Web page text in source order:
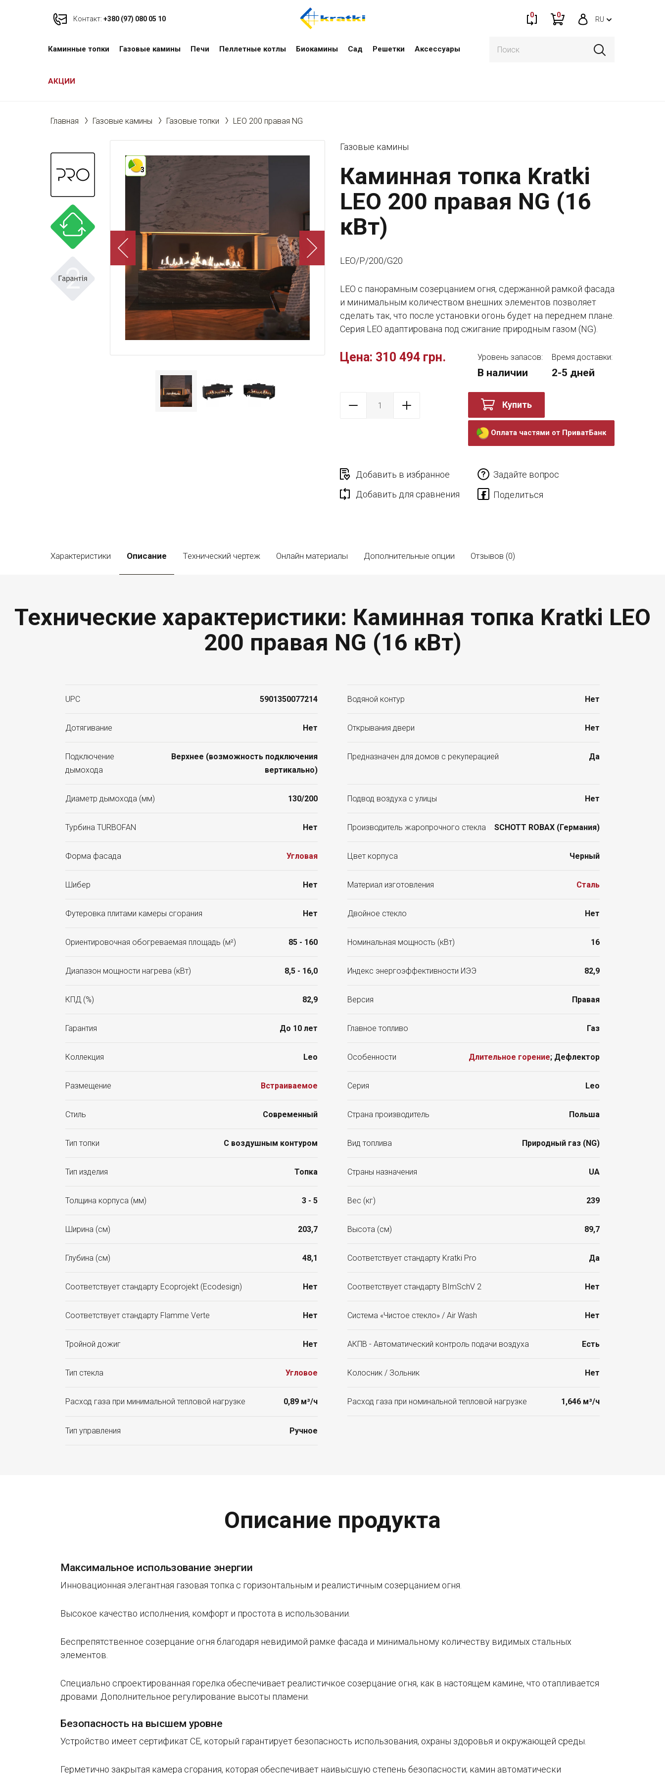
Контакт: +380 (97) 080 05 10 0 0
RU
Каминные топки Газовые камины Печи Пеллетные котлы Биокамины Сад Решетки Аксессуары
АКЦИИ
Главная Газовые камины Газовые топки LEO 200 правая NG
3
Газовые камины
Каминная топка Kratki
LEO 200 правая NG (16
кВт)
LEO/P/200/G20
LEO с панорамным созерцанием огня, сдержанной рамкой фасада
и минимальным количеством внешних элементов позволяет
сделать так, что после установки огонь будет на переднем плане.
Серия LEO адаптирована под сжигание природным газом (NG).
Цена: 310 494 грн. Уровень запасов:
В наличии
Время доставки:
2-5 дней
Купить
Оплата частями от ПриватБанк
Добавить в избранное
Задайте вопрос
Добавить для сравнения
Характеристики Описание Технический чертеж Онлайн материалы Дополнительные опции Отзывов (0)
Технические характеристики: Каминная топка Kratki LEO
200 правая NG (16 кВт)
UPC 5901350077214 Водяной контур Нет
Дотягивание Нет Открывания двери Нет
Подключение
дымохода
Верхнее (возможность подключения
вертикально)
Предназначен для домов с рекуперацией Да
Диаметр дымохода (мм) 130/200 Подвод воздуха с улицы Нет
Турбина TURBOFAN Нет Производитель жаропрочного стекла SCHOTT ROBAX (Германия)
Форма фасада Угловая Цвет корпуса Черный
Шибер Нет Материал изготовления Сталь
Футеровка плитами камеры сгорания Нет Двойное стекло Нет
Ориентировочная обогреваемая площадь (м²) 85 - 160 Номинальная мощность (кВт) 16
Диапазон мощности нагрева (кВт) 8,5 - 16,0 Индекс энергоэффективности ИЭЭ 82,9
КПД (%) 82,9 Версия Правая
Гарантия До 10 лет Главное топливо Газ
Коллекция Leo Особенности Длительное горение; Дефлектор
Размещение Встраиваемое Серия Leo
Стиль Современный Страна производитель Польша
Тип топки С воздушным контуром Вид топлива Природный газ (NG)
Тип изделия Топка Страны назначения UA
Толщина корпуса (мм) 3 - 5 Вес (кг) 239
Ширина (см) 203,7 Высота (см) 89,7
Глубина (см) 48,1 Соответствует стандарту Kratki Pro Да
Соответствует стандарту Ecoprojekt (Ecodesign) Нет Соответствует стандарту BImSchV 2 Нет
Соответствует стандарту Flamme Verte Нет Система «Чистое стекло» / Air Wash Нет
Тройной дожиг Нет АКПВ - Автоматический контроль подачи воздуха Есть
Тип стекла Угловое Колосник / Зольник Нет
Расход газа при минимальной тепловой нагрузке 0,89 м³/ч Расход газа при номинальной тепловой нагрузке 1,646 м³/ч
Тип управления Ручное
Описание продукта
Максимальное использование энергии
Инновационная элегантная газовая топка с горизонтальным и реалистичным созерцанием огня.
Высокое качество исполнения, комфорт и простота в использовании.
Беспрепятственное созерцание огня благодаря невидимой рамке фасада и минимальному количеству видимых стальных
элементов.
Специально спроектированная горелка обеспечивает реалистичкое созерцание огня, как в настоящем камине, что отапливается
дровами. Дополнительное регулирование высоты пламени.
Безопасность на высшем уровне
Устройство имеет сертификат СЕ, который гарантирует безопасность использования, охраны здоровья и окружающей среды.
Герметично закрытая камера сгорания, которая обеспечивает наивысшую степень безопасности; камин автоматически